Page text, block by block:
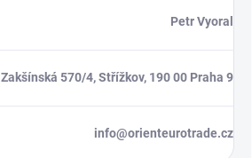
Petr Vyoral
Zakšínská 570/4, Střížkov, 190 00 Praha 9
info@orienteurotrade.cz